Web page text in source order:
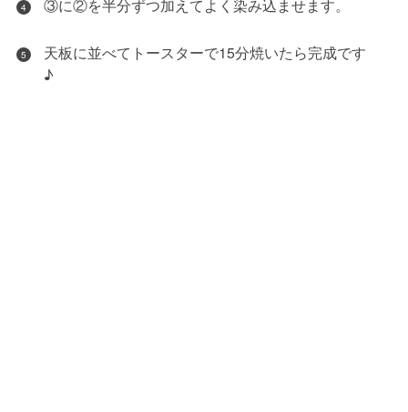
4 ③に②を半分ずつ加えてよく染み込ませます。
5
天板に並べてトースターで15分焼いたら完成です
♪